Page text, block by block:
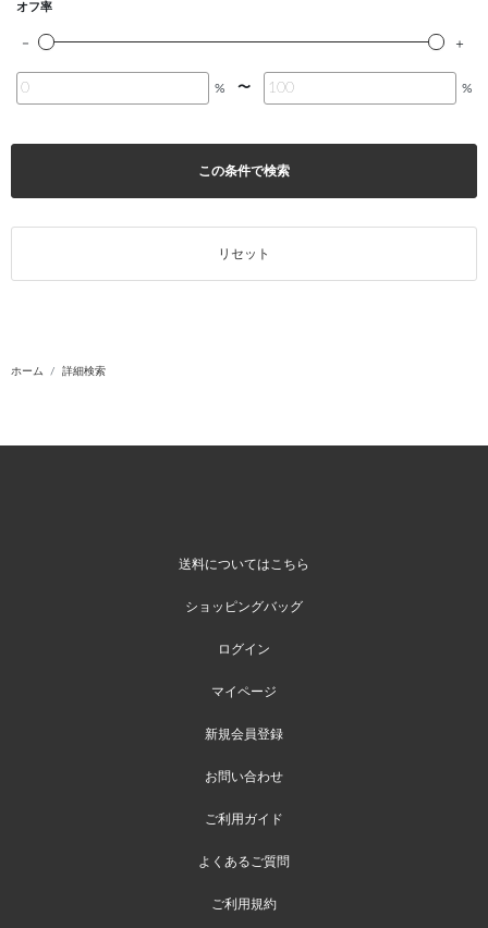
オフ率
% 〜 %
この条件で検索
リセット
ホーム 詳細検索
送料についてはこちら
ショッピングバッグ
ログイン
マイページ
新規会員登録
お問い合わせ
ご利用ガイド
よくあるご質問
ご利用規約